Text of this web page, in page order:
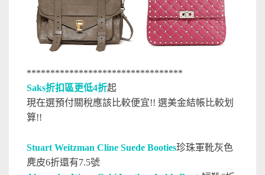
*********************************
Saks折扣區更低4折起
現在選預付關稅應該比較便宜!! 選美金結帳比較划
算!!
Stuart Weitzman Cline Suede Booties珍珠軍靴灰色
麂皮6折還有7.5號